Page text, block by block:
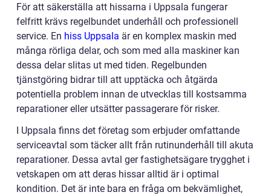
För att säkerställa att hissarna i Uppsala fungerar
felfritt krävs regelbundet underhåll och professionell
service. En hiss Uppsala är en komplex maskin med
många rörliga delar, och som med alla maskiner kan
dessa delar slitas ut med tiden. Regelbunden
tjänstgöring bidrar till att upptäcka och åtgärda
potentiella problem innan de utvecklas till kostsamma
reparationer eller utsätter passagerare för risker.
I Uppsala finns det företag som erbjuder omfattande
serviceavtal som täcker allt från rutinunderhåll till akuta
reparationer. Dessa avtal ger fastighetsägare trygghet i
vetskapen om att deras hissar alltid är i optimal
kondition. Det är inte bara en fråga om bekvämlighet,